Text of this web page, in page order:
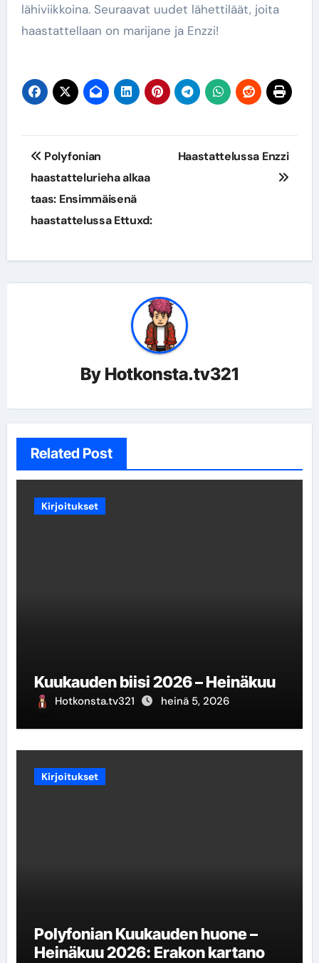
lähiviikkoina. Seuraavat uudet lähettiläät, joita
haastattellaan on marijane ja Enzzi!
Artikkelien
selaus
Polyfonian
haastattelurieha alkaa
taas: Ensimmäisenä
haastattelussa Ettuxd:
Haastattelussa Enzzi
By Hotkonsta.tv321
Related Post
Kirjoitukset
Kuukauden biisi 2026 – Heinäkuu
Hotkonsta.tv321 heinä 5, 2026
Kirjoitukset
Polyfonian Kuukauden huone –
Heinäkuu 2026: Erakon kartano